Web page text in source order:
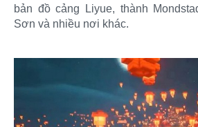
bản đồ cảng Liyue, thành
Sơn và nhiều nơi khác.